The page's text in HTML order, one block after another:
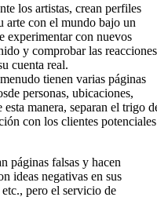
los artistas, crean perfiles
arte con el mundo bajo un
experimentar con nuevos
y comprobar las reacciones
cuenta real.
tienen varias páginas
personas, ubicaciones,
manera, separan el trigo
con los clientes potenciales
páginas falsas y hacen
ideas negativas en sus
pero el servicio de